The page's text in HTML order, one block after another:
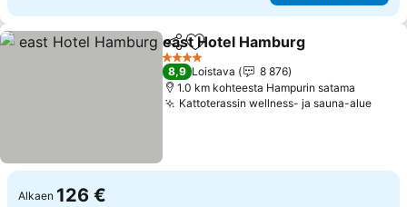
Jaa Lisää suosikkeihin
east Hotel Hamburg
4 Tähtiluokitus
8,9 Loistava
8 876
1.0 km kohteesta Hampurin satama
Kattoterassin wellness- ja sauna-alue
Alkaen 126 €